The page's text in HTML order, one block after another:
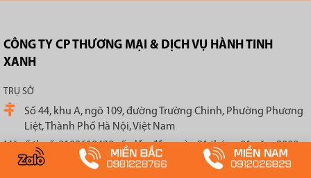
CÔNG TY CP THƯƠNG MẠI & DỊCH VỤ HÀNH TINH
XANH
TRỤ SỞ
Số 44, khu A, ngõ 109, đường Trường Chinh, Phường Phương
Liệt, Thành Phố Hà Nội, Việt Nam
Mã số thuế: 0102619430 cấp lần đầu ngày 21 tháng 01 năm 2008,
Đăng ký thay đổi ngày 25/08/2022)